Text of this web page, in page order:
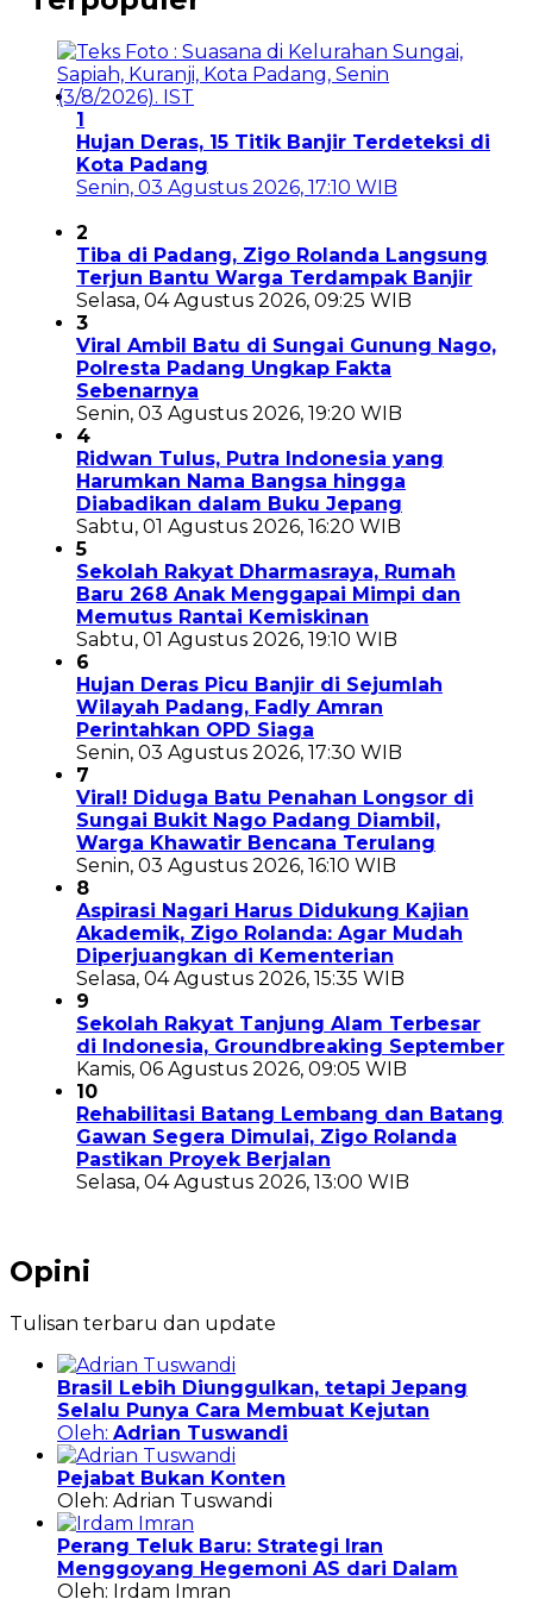
1
Hujan Deras, 15 Titik Banjir Terdeteksi di
Kota Padang
Senin, 03 Agustus 2026, 17:10 WIB
2
Tiba di Padang, Zigo Rolanda Langsung
Terjun Bantu Warga Terdampak Banjir
Selasa, 04 Agustus 2026, 09:25 WIB
3
Viral Ambil Batu di Sungai Gunung Nago,
Polresta Padang Ungkap Fakta
Sebenarnya
Senin, 03 Agustus 2026, 19:20 WIB
4
Ridwan Tulus, Putra Indonesia yang
Harumkan Nama Bangsa hingga
Diabadikan dalam Buku Jepang
Sabtu, 01 Agustus 2026, 16:20 WIB
5
Sekolah Rakyat Dharmasraya, Rumah
Baru 268 Anak Menggapai Mimpi dan
Memutus Rantai Kemiskinan
Sabtu, 01 Agustus 2026, 19:10 WIB
6
Hujan Deras Picu Banjir di Sejumlah
Wilayah Padang, Fadly Amran
Perintahkan OPD Siaga
Senin, 03 Agustus 2026, 17:30 WIB
7
Viral! Diduga Batu Penahan Longsor di
Sungai Bukit Nago Padang Diambil,
Warga Khawatir Bencana Terulang
Senin, 03 Agustus 2026, 16:10 WIB
8
Aspirasi Nagari Harus Didukung Kajian
Akademik, Zigo Rolanda: Agar Mudah
Diperjuangkan di Kementerian
Selasa, 04 Agustus 2026, 15:35 WIB
9
Sekolah Rakyat Tanjung Alam Terbesar
di Indonesia, Groundbreaking September
Kamis, 06 Agustus 2026, 09:05 WIB
10
Rehabilitasi Batang Lembang dan Batang
Gawan Segera Dimulai, Zigo Rolanda
Pastikan Proyek Berjalan
Selasa, 04 Agustus 2026, 13:00 WIB
Opini
Tulisan terbaru dan update
Brasil Lebih Diunggulkan, tetapi Jepang
Selalu Punya Cara Membuat Kejutan
Oleh: Adrian Tuswandi
Pejabat Bukan Konten
Oleh: Adrian Tuswandi
Perang Teluk Baru: Strategi Iran
Menggoyang Hegemoni AS dari Dalam
Oleh: Irdam Imran